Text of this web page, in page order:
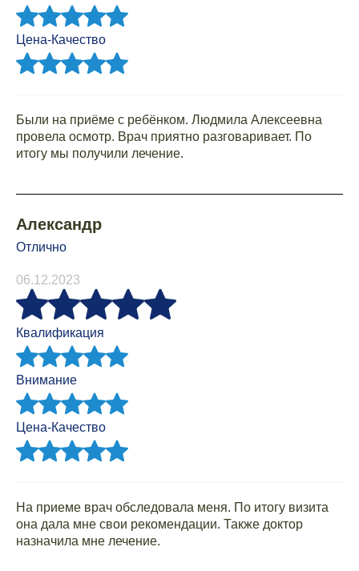
Цена-Качество
Были на приёме с ребёнком. Людмила Алексеевна
провела осмотр. Врач приятно разговаривает. По
итогу мы получили лечение.
Александр
Отлично
06.12.2023
Квалификация
Внимание
Цена-Качество
На приеме врач обследовала меня. По итогу визита
она дала мне свои рекомендации. Также доктор
назначила мне лечение.